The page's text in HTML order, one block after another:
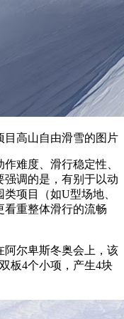
目高山自由滑雪的图片
难度、滑行稳定性、
调的是，有别于以动
项目（如U型场地、
看重整体滑行的流畅
阿尔卑斯冬奥会上，该
板4个小项，产生4块